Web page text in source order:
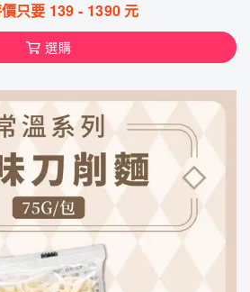
只要 139 - 1390元
選購